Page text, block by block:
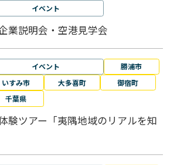
イベント
業説明会・空港見学会
イベント
勝浦市
いすみ市
大多喜町
御宿町
千葉県
験ツアー「夷隅地域のリアルを知